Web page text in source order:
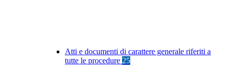
Atti e documenti di carattere generale riferiti a
tutte le procedure 25